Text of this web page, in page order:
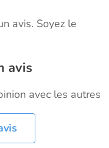
avis. Soyez le
avis
avec les autres